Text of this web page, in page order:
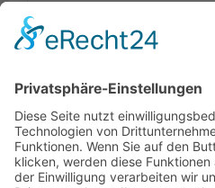
Logistik
Dokumente
Ähnliche Artikel